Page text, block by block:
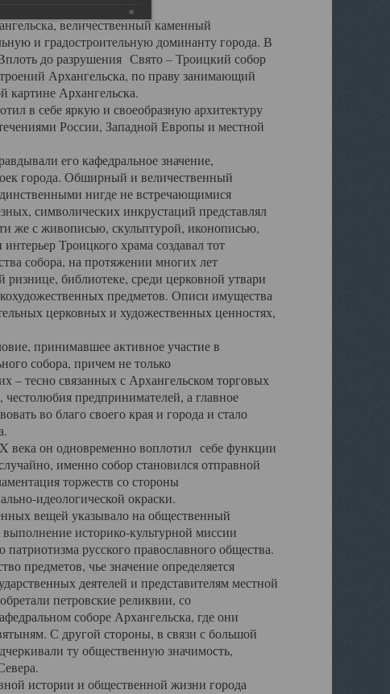
величественный каменный
и градостроительную доминанту города. В
до разрушения Свято – Троицкий собор
Архангельска, по праву занимающий
картине Архангельска.
в себе яркую и своеобразную архитектуру
России, Западной Европы и местной
его кафедральное значение,
города. Обширный и величественный
нигде не встречающимися
символических инкрустаций представлял
же с живописью, скульптурой, иконописью,
Троицкого храма создавал тот
собора, на протяжении многих лет
библиотеке, среди церковной утвари
предметов. Описи имущества
церковных и художественных ценностях,
принимавшее активное участие в
собора, причем не только
– тесно связанных с Архангельском торговых
предпринимателей, а главное
во благо своего края и города и стало
он одновременно воплотил себе функции
именно собор становился отправной
торжеств со стороны
идеологической окраски.
вещей указывало на общественный
выполнение историко-культурной миссии
русского православного общества.
предметов, чье значение определяется
деятелей и представителям местной
петровские реликвии, со
соборе Архангельска, где они
С другой стороны, в связи с большой
ту общественную значимость,
истории и общественной жизни города